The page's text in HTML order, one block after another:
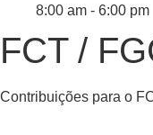
8:00 am - 6:00 pm
FCT /
Contribuições para o